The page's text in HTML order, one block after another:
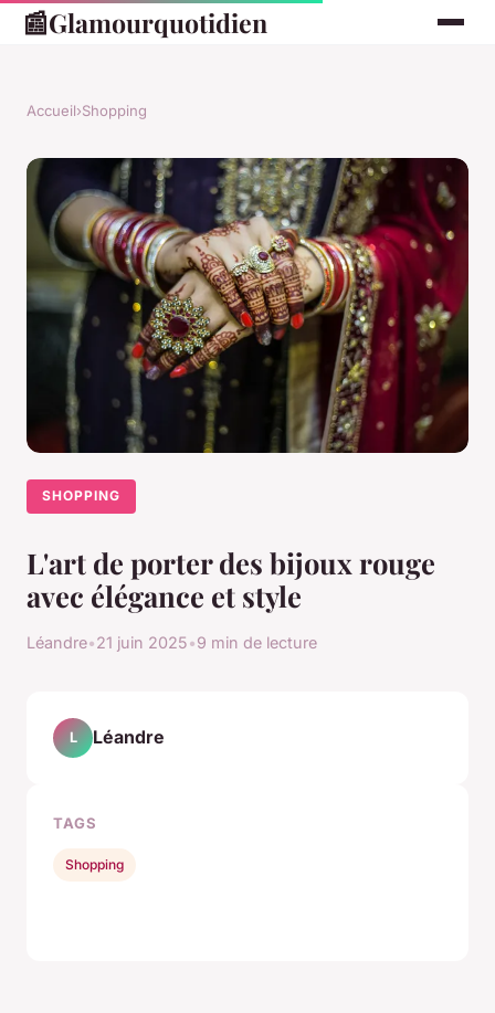
📰Glamourquotidien
Accueil›Shopping
SHOPPING
L'art de porter des bijoux rouge
avec élégance et style
Léandre•21 juin 2025•9 min de lecture
L Léandre
TAGS
Shopping